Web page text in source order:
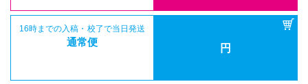
16時までの入稿・校了で当日発送
通常便 円